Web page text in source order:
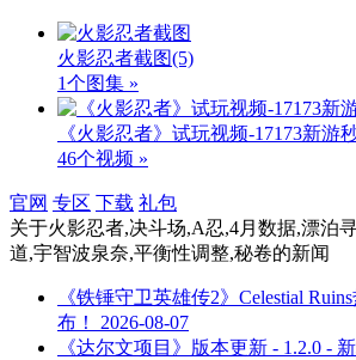
火影忍者截图(5)
1个图集 »
《火影忍者》试玩视频-17173新游
46个视频 »
官网 专区 下载 礼包
关于火影忍者,决斗场,A忍,4月数据,漂泊
道,宇智波泉奈,平衡性调整,秘卷的新闻
《铁锤守卫英雄传2》Celestial
布！
2026-08-07
《达尔文项目》版本更新 - 1.2.0 -